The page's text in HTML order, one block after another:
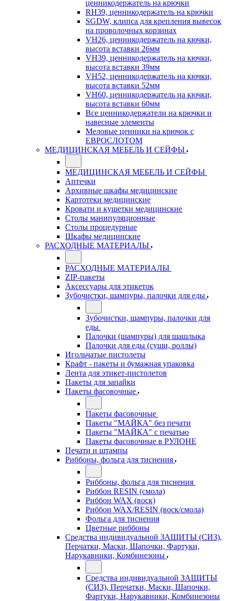
ценникодержатель на крючки
RH39, ценникодержатель на крючки
SGDW, клипса для крепления вывесок
на проволочных корзинах
VH26, ценникодержатель на кючки,
высота вставки 26мм
VH39, ценникодержатель на кючки,
высота вставки 39мм
VH52, ценникодержатель на кючки,
высота вставки 52мм
VH60, ценникодержатель на кючки,
высота вставки 60мм
Все ценникодержатели на крючки и
навесные элементы
Меловые ценники на крючок с
ЕВРОСЛОТОМ
МЕДИЦИНСКАЯ МЕБЕЛЬ И СЕЙФЫ
МЕДИЦИНСКАЯ МЕБЕЛЬ И СЕЙФЫ
Аптечки
Архивные шкафы медицинские
Картотеки медицинские
Кровати и кушетки медицинские
Столы манипуляционные
Столы процедурные
Шкафы медицинские
РАСХОДНЫЕ МАТЕРИАЛЫ
РАСХОДНЫЕ МАТЕРИАЛЫ
ZIP-пакеты
Аксессуары для этикеток
Зубочистки, шампуры, палочки для еды
Зубочистки, шампуры, палочки для
еды
Палочки (шампуры) для шашлыка
Палочки для еды (суши, роллы)
Игольчатые пистолеты
Крафт - пакеты и бумажная упаковка
Лента для этикет-пистолетов
Пакеты для запайки
Пакеты фасовочные
Пакеты фасовочные
Пакеты "МАЙКА" без печати
Пакеты "МАЙКА" с печатью
Пакеты фасовочные в РУЛОНЕ
Печати и штампы
Риббоны, фольга для тиснения
Риббоны, фольга для тиснения
Риббон RESIN (смола)
Риббон WAX (воск)
Риббон WAX/RESIN (воск/смола)
Фольга для тиснения
Цветные риббоны
Средства индивидуальной ЗАЩИТЫ (СИЗ),
Перчатки, Маски, Шапочки, Фартуки,
Нарукавники, Комбинезоны
Средства индивидуальной ЗАЩИТЫ
(СИЗ), Перчатки, Маски, Шапочки,
Фартуки, Нарукавники, Комбинезоны